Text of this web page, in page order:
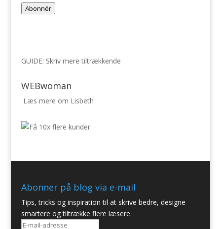
adresse
Abonnér
GUIDE: Skriv mere tiltrækkende
WEBwoman
Læs mere om Lisbeth
Abonner på blog via e-mail
Tips, tricks og inspiration til at skrive bedre, designe
smartere og tiltrække flere læsere.
E-